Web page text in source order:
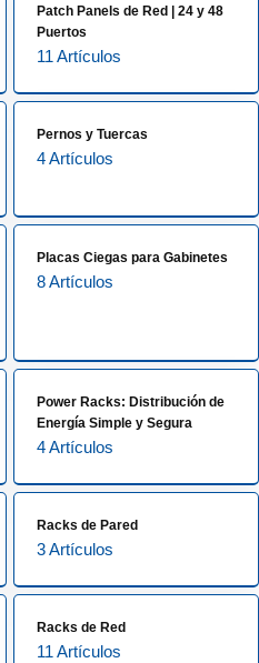
Patch Panels de Red | 24 y 48
Puertos
11 Artículos
Pernos y Tuercas
4 Artículos
Placas Ciegas para Gabinetes
8 Artículos
Power Racks: Distribución de
Energía Simple y Segura
4 Artículos
Racks de Pared
3 Artículos
Racks de Red
11 Artículos